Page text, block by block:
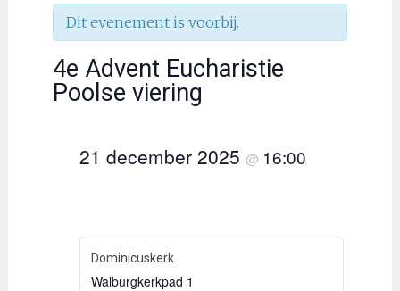
Dit evenement is voorbij.
4e Advent Eucharistie
Poolse viering
21 december 2025 @ 16:00
Dominicuskerk
Walburgkerkpad 1